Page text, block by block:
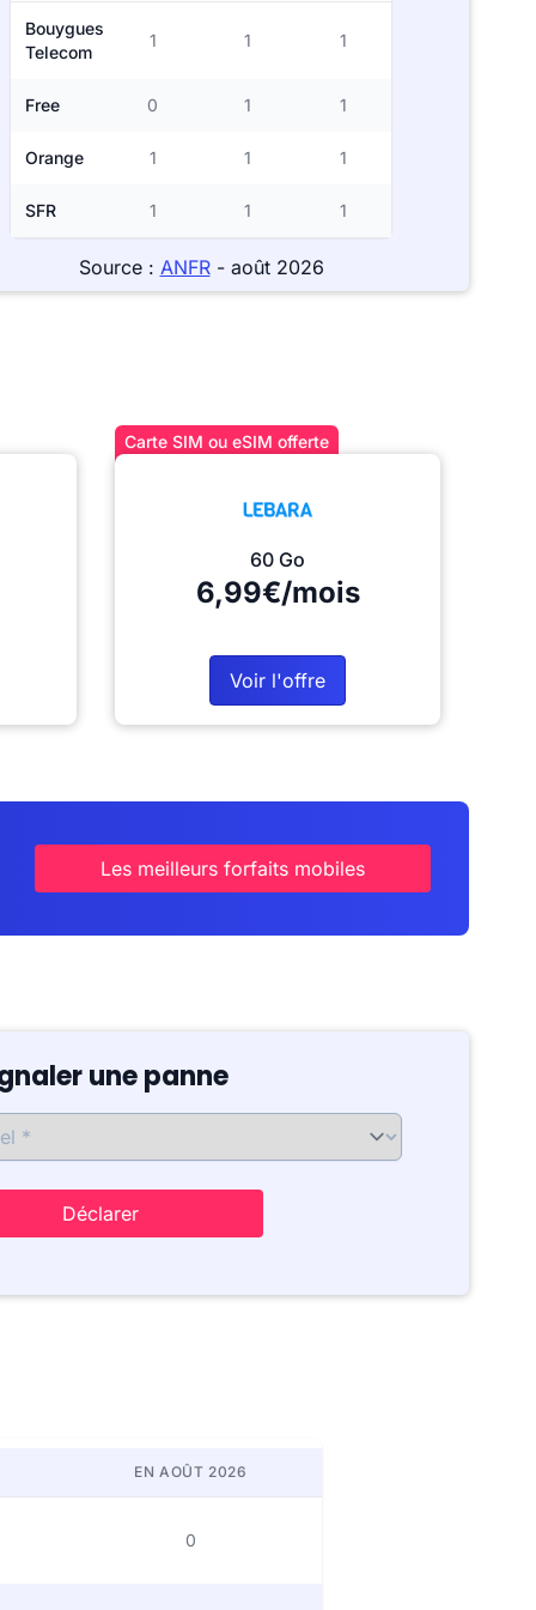
Bouygues
Telecom
1 1 1
Free 0 1 1
Orange 1 1 1
SFR 1 1 1
Source : ANFR- août 2026
Carte SIM ou eSIM offerte
60 Go
6,99€/mois
Voir l'offre
Les meilleurs forfaits mobiles
une panne
Déclarer
EN AOÛT 2026
0